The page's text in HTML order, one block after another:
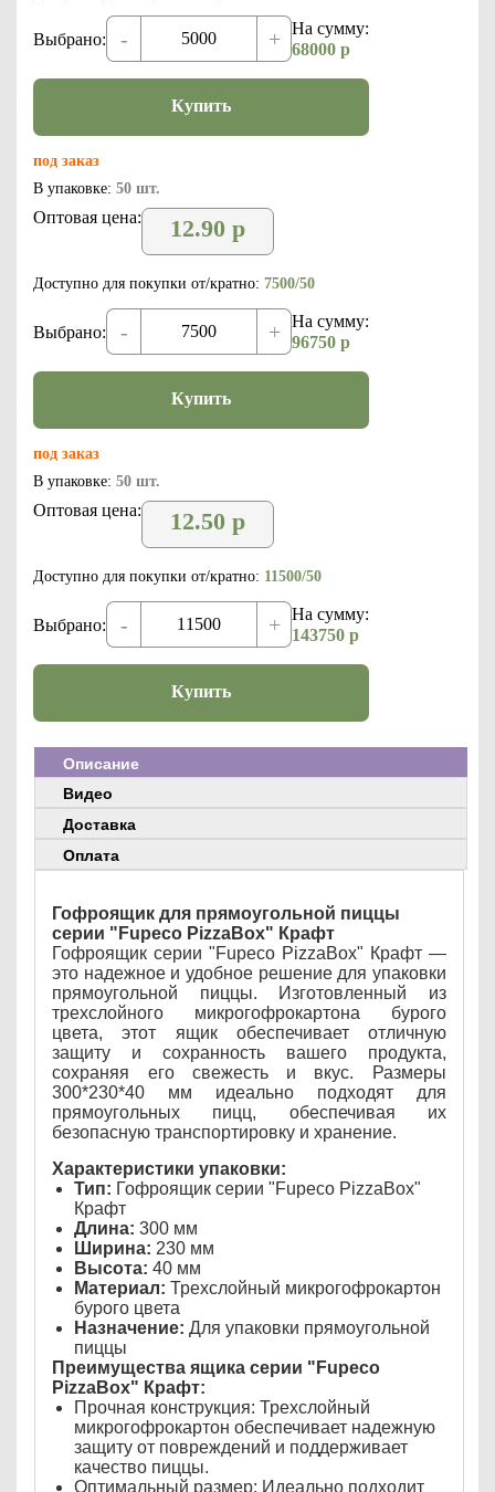
Выбрано: - +
На сумму:
68000 р
Купить
под заказ
В упаковке: 50 шт.
Оптовая цена: 12.90 р
Доступно для покупки от/кратно: 7500/50
Выбрано: - +
На сумму:
96750 р
Купить
под заказ
В упаковке: 50 шт.
Оптовая цена: 12.50 р
Доступно для покупки от/кратно: 11500/50
Выбрано: - +
На сумму:
143750 р
Купить
Описание
Видео
Доставка
Оплата
Гофроящик для прямоугольной пиццы
серии "Fupeco PizzaBox" Крафт
Гофроящик серии "Fupeco PizzaBox" Крафт —
это надежное и удобное решение для упаковки
прямоугольной пиццы. Изготовленный из
трехслойного микрогофрокартона бурого
цвета, этот ящик обеспечивает отличную
защиту и сохранность вашего продукта,
сохраняя его свежесть и вкус. Размеры
300*230*40 мм идеально подходят для
прямоугольных пицц, обеспечивая их
безопасную транспортировку и хранение.
Характеристики упаковки:
Тип: Гофроящик серии "Fupeco PizzaBox"
Крафт
Длина: 300 мм
Ширина: 230 мм
Высота: 40 мм
Материал: Трехслойный микрогофрокартон
бурого цвета
Назначение: Для упаковки прямоугольной
пиццы
Преимущества ящика серии "Fupeco
PizzaBox" Крафт:
Прочная конструкция: Трехслойный
микрогофрокартон обеспечивает надежную
защиту от повреждений и поддерживает
качество пиццы.
Оптимальный размер: Идеально подходит